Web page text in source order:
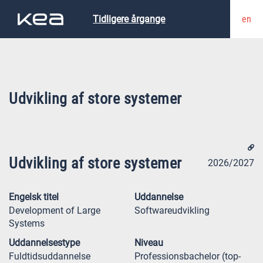
Tidligere årgange en
Udvikling af store systemer
Udvikling af store systemer 2026/2027
Engelsk titel
Development of Large
Systems
Uddannelse
Softwareudvikling
Uddannelsestype
Fuldtidsuddannelse
Niveau
Professionsbachelor (top-